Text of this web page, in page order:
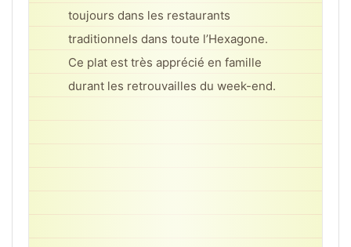
toujours dans les restaurants
traditionnels dans toute l’Hexagone.
Ce plat est très apprécié en famille
durant les retrouvailles du week-end.